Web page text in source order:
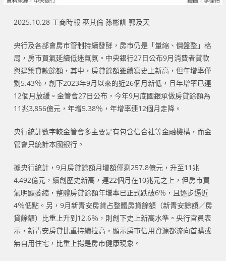
2025.10.28 工商時報 巫其倫 孫彬訓 郭及天
央行及各部會房市管制持續發酵，房市仍是「量縮、價盤整」格
局，房市買氣延續低迷氣氛。中央銀行27日公布9月消費者貸款
與建築貸款餘額，其中，房貸餘額雖續寫史上新高，但年增率僅
剩5.43％，創下2023年9月以來的近26個月新低，且年增率已連
12個月放緩。金管會27日公布，今年9月底國銀承做房貸餘額為
11兆3,856億元，年增5.38％，年增率連12個月走降。
央行統計數字較金管會多主要是有包含信合社等金融機構，而金
管會只統計本國銀行。
據央行統計，9月房貸餘額月增額僅剩257.8億元，升至11兆
4,492億元，續創歷史新高，連22個月在10兆元之上，但房市買
氣明顯萎縮，整體房貸餘額年增率已正式跌破6％，且逐步逼近
4％低點。另，9月新青安房貸占整體房貸餘額（新青安餘額／房
貸餘額）比重上升到12.6％，則創下史上新高水準。央行官員表
示，新青安房貸比重持續拉高，顯示房市信用資源都流向首購或
無自用住宅，比重上揚是房市健康現象。